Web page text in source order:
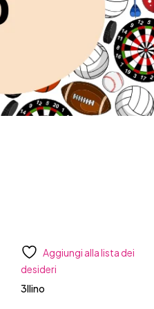
Aggiungi alla lista dei
Daytona racing
Aggiungi alla lista dei
desideri
Wonder